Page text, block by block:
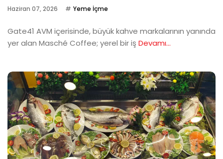
Haziran 07, 2026 Yeme İçme
Gate41 AVM içerisinde, büyük kahve markalarının yanında
yer alan Masché Coffee; yerel bir iş Devamı...